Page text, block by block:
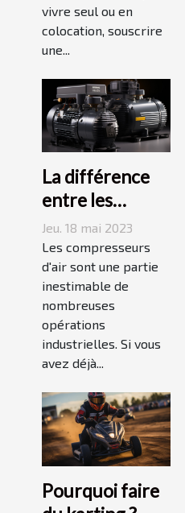
vivre seul ou en
colocation, souscrire
une...
La différence
entre les
compresseurs à
piston et à vis
Jeu. 18 mai 2023
Les compresseurs
d'air sont une partie
inestimable de
nombreuses
opérations
industrielles. Si vous
avez déjà...
Pourquoi faire